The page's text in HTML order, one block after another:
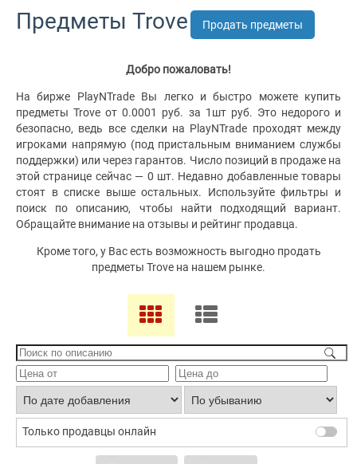
Предметы Trove Продать предметы
Добро пожаловать!
На бирже PlayNTrade Вы легко и быстро можете купить
предметы Trove от 0.0001 руб. за 1шт руб. Это недорого и
безопасно, ведь все сделки на PlayNTrade проходят между
игроками напрямую (под пристальным вниманием службы
поддержки) или через гарантов. Число позиций в продаже на
этой странице сейчас — 0 шт. Недавно добавленные товары
стоят в списке выше остальных. Используйте фильтры и
поиск по описанию, чтобы найти подходящий вариант.
Обращайте внимание на отзывы и рейтинг продавца.
Кроме того, у Вас есть возможность выгодно продать
предметы Trove на нашем рынке.
Только продавцы онлайн